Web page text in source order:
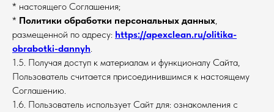
* настоящего Соглашения;
* Политики обработки персональных данных,
размещенной по адресу: https://apexclean.ru/olitika-
obrabotki-dannyh.
1.5. Получая доступ к материалам и функционалу Сайта,
Пользователь считается присоединившимся к настоящему
Соглашению.
1.6. Пользователь использует Сайт для: ознакомления с